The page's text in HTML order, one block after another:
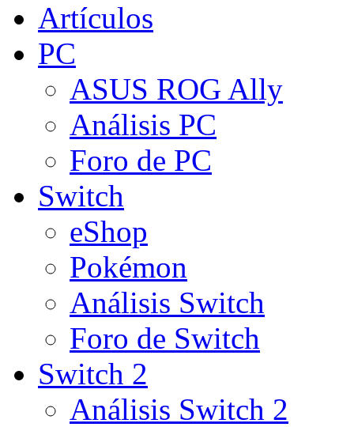
Artículos
PC
ASUS ROG Ally
Análisis PC
Foro de PC
Switch
eShop
Pokémon
Análisis Switch
Foro de Switch
Switch 2
Análisis Switch 2